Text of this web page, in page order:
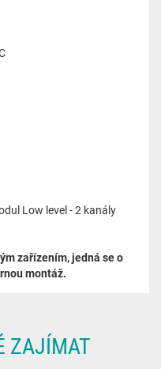
Low level - 2 kanály
zařízením, jedná se o
montáž.
ZAJÍMAT